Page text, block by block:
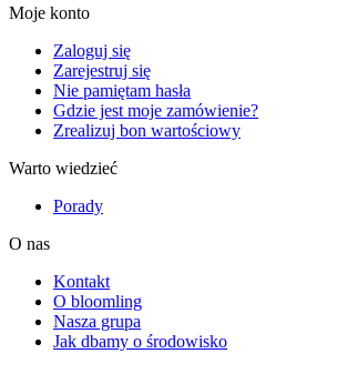
Moje konto
Zaloguj się
Zarejestruj się
Nie pamiętam hasła
Gdzie jest moje zamówienie?
Zrealizuj bon wartościowy
Warto wiedzieć
Porady
O nas
Kontakt
O bloomling
Nasza grupa
Jak dbamy o środowisko